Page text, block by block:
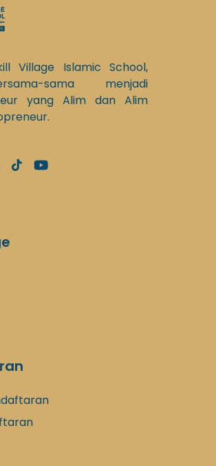
Village Islamic School,
sama menjadi
yang Alim dan Alim